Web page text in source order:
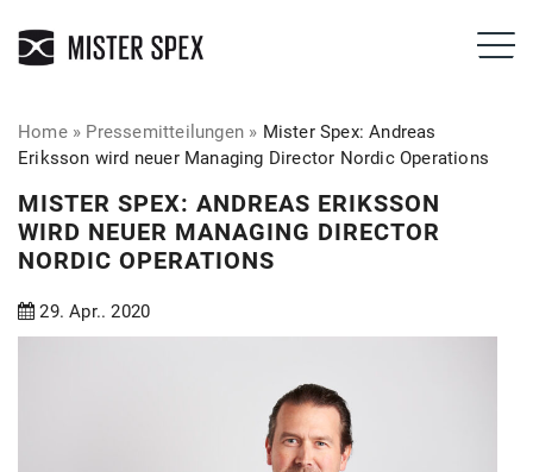
Home» Pressemitteilungen » Mister Spex: Andreas
Eriksson wird neuer Managing Director Nordic Operations
MISTER SPEX: ANDREAS ERIKSSON
WIRD NEUER MANAGING DIRECTOR
NORDIC OPERATIONS
29. Apr.. 2020